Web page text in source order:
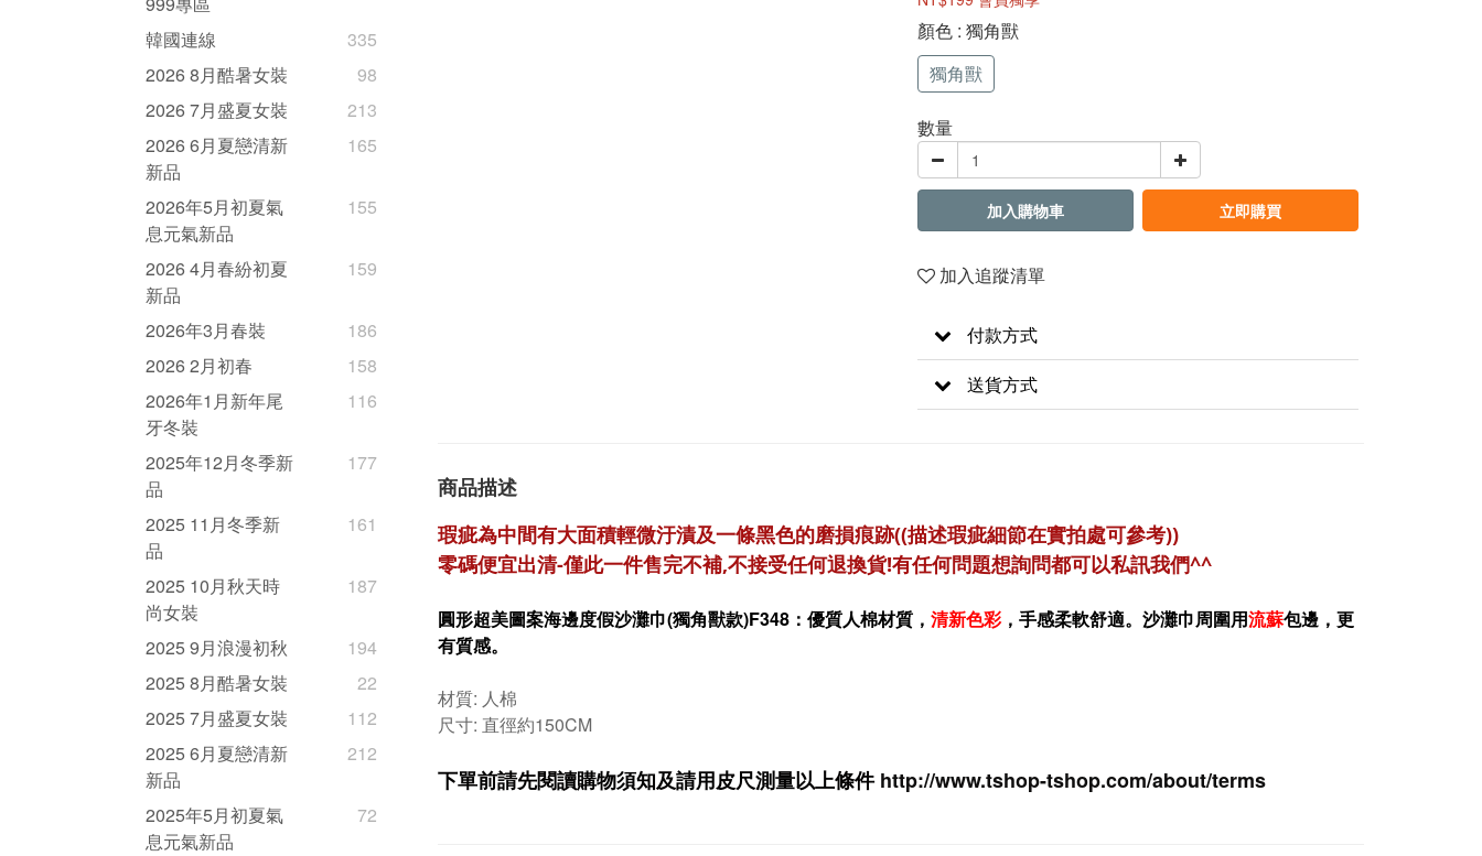
韓國連線
335
2026 8月酷暑女裝
98
2026 7月盛夏女裝
213
2026 6月夏戀清新
新品
165
2026年5月初夏氣
息元氣新品
155
2026 4月春紛初夏
新品
159
2026年3月春裝
186
2026 2月初春
158
2026年1月新年尾
牙冬裝
116
2025年12月冬季新
品
177
2025 11月冬季新
品
161
2025 10月秋天時
尚女裝
187
2025 9月浪漫初秋
194
2025 8月酷暑女裝
22
2025 7月盛夏女裝
112
2025 6月夏戀清新
新品
212
2025年5月初夏氣
息元氣新品
72
顏色 : 獨角獸
獨角獸
數量
加入購物車 立即購買
加入追蹤清單
付款方式
送貨方式
商品描述
瑕疵為中間有大面積輕微汙漬及一條黑色的磨損痕跡((描述瑕疵細節在實拍處可參考))
零碼便宜出清-僅此一件售完不補,不接受任何退換貨!有任何問題想詢問都可以私訊我們^^
圓形超美圖案海邊度假沙灘巾(獨角獸款)F348：優質人棉材質， 清新色彩，手感柔軟舒適。沙灘巾周圍用流蘇包邊，更
有質感。
材質: 人棉
尺寸: 直徑約150CM
下單前請先閱讀購物須知及請用皮尺測量以上條件 http://www.tshop-tshop.com/about/terms